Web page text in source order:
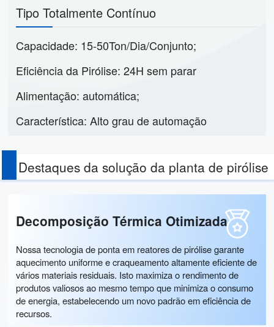
Tipo Totalmente Contínuo
Capacidade: 15-50Ton/Dia/Conjunto;
Eficiência da Pirólise: 24H sem parar
Alimentação: automática;
Característica: Alto grau de automação
Destaques da solução da planta de pirólise
Decomposição Térmica Otimizada
Nossa tecnologia de ponta em reatores de pirólise garante
aquecimento uniforme e craqueamento altamente eficiente de
vários materiais residuais. Isto maximiza o rendimento de
produtos valiosos ao mesmo tempo que minimiza o consumo
de energia, estabelecendo um novo padrão em eficiência de
recursos.